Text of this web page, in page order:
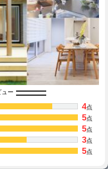
ー
4点
5点
5点
3点
5点